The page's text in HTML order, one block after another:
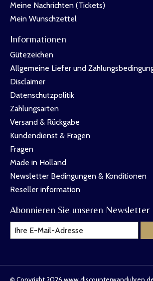
Meine Nachrichten (Tickets)
Mein Wunschzettel
Informationen
Gütezeichen
Allgemeine Liefer und
Disclaimer
Datenschutzpolitik
Zahlungsarten
Versand & Rückgabe
Kundendienst & Fragen
Fragen
Made in Holland
Newsletter Bedingungen & Konditionen
Reseller information
Abonnieren Sie unseren Newsletter
© Copyright 2026